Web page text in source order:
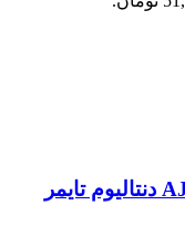
آمالگاماتور کپسولی عاج طب AJTEB دنتالیوم تایمر